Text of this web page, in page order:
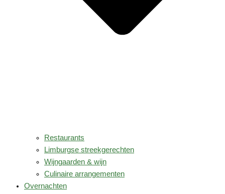
Restaurants
Limburgse streekgerechten
Wijngaarden & wijn
Culinaire arrangementen
Overnachten